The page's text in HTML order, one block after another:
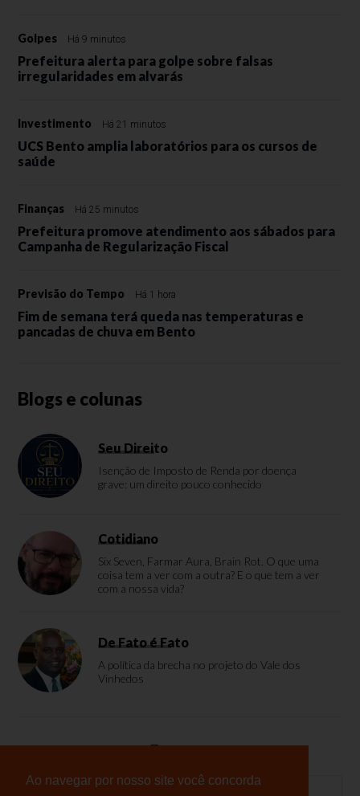
Ao navegar por nosso site você concorda
Golpes Há 9 minutos
Prefeitura alerta para golpe sobre falsas
irregularidades em alvarás
Investimento Há 21 minutos
UCS Bento amplia laboratórios para os cursos de
saúde
Finanças Há 25 minutos
Prefeitura promove atendimento aos sábados para
Campanha de Regularização Fiscal
Previsão do Tempo Há 1 hora
Fim de semana terá queda nas temperaturas e
pancadas de chuva em Bento
Blogs e colunas
Seu Direito
Isenção de Imposto de Renda por doença
grave: um direito pouco conhecido
Cotidiano
Six Seven, Farmar Aura, Brain Rot. O que uma
coisa tem a ver com a outra? E o que tem a ver
com a nossa vida?
De Fato é Fato
A política da brecha no projeto do Vale dos
Vinhedos
Enquete